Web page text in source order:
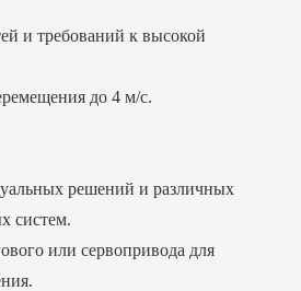
и требований к высокой
до 4 м/с.
решений и различных
систем.
или сервопривода для